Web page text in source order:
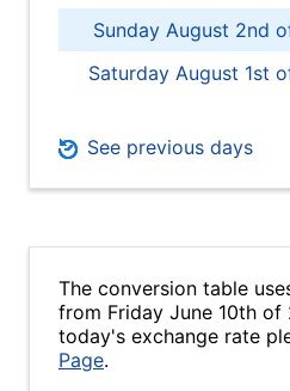
Sunday August 2nd
Saturday August 1st
See previous days
The conversion table
from Friday June 10th of
today's exchange rate
Page.